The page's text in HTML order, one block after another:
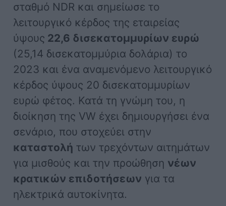
σταθμό NDR και σημείωσε το
λειτουργικό κέρδος της εταιρείας
ύψους 22,6 δισεκατομμυρίων ευρώ
(25,14 δισεκατομμύρια δολάρια) το
2023 και ένα αναμενόμενο λειτουργικό
κέρδος ύψους 20 δισεκατομμυρίων
ευρώ φέτος. Κατά τη γνώμη του, η
διοίκηση της VW έχει δημιουργήσει ένα
σενάριο, που στοχεύει στην
καταστολή των τρεχόντων αιτημάτων
για μισθούς και την προώθηση νέων
κρατικών επιδοτήσεων για τα
ηλεκτρικά αυτοκίνητα.